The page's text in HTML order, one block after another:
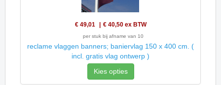
€ 49,01 € 40,50 ex BTW
per stuk bij afname van 10
reclame vlaggen banners; baniervlag 150 x 400 cm. (
incl. gratis vlag ontwerp )
Kies opties